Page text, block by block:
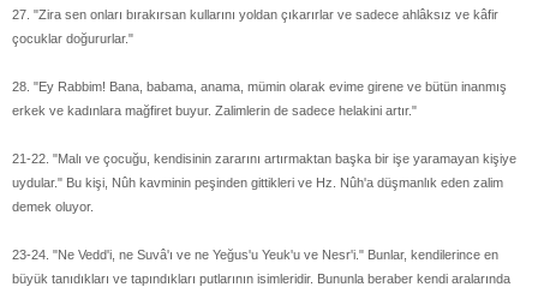
27. "Zira sen onları bırakırsan kullarını yoldan çıkarırlar ve sadece ahlâksız ve kâfir
çocuklar doğururlar."
28. "Ey Rabbim! Bana, babama, anama, mümin olarak evime girene ve bütün inanmış
erkek ve kadınlara mağfiret buyur. Zalimlerin de sadece helakini artır."
21-22. "Malı ve çocuğu, kendisinin zararını artırmaktan başka bir işe yaramayan kişiye
uydular." Bu kişi, Nûh kavminin peşinden gittikleri ve Hz. Nûh'a düşmanlık eden zalim
demek oluyor.
23-24. "Ne Vedd'i, ne Suvâ'ı ve ne Yeğus'u Yeuk'u ve Nesr'i." Bunlar, kendilerince en
büyük tanıdıkları ve tapındıkları putlarının isimleridir. Bununla beraber kendi aralarında